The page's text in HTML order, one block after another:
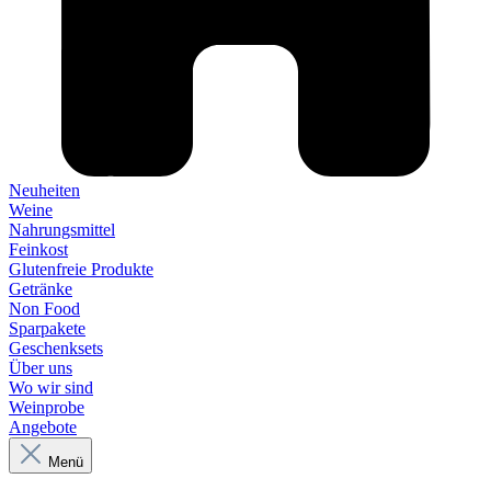
Neuheiten
Weine
Nahrungsmittel
Feinkost
Glutenfreie Produkte
Getränke
Non Food
Sparpakete
Geschenksets
Über uns
Wo wir sind
Weinprobe
Angebote
Menü